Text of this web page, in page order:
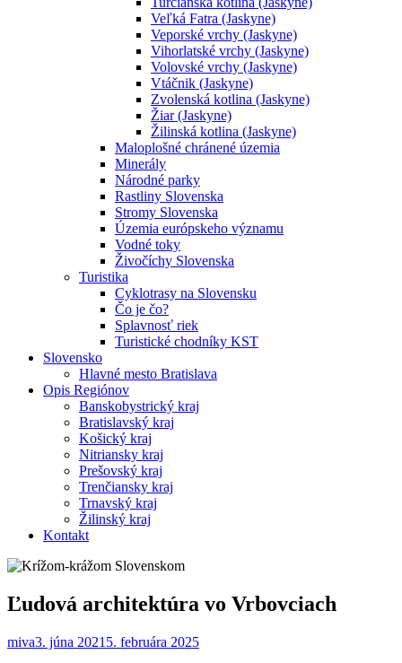
Veľká Fatra (Jaskyne)
Veporské vrchy (Jaskyne)
Vihorlatské vrchy (Jaskyne)
Volovské vrchy (Jaskyne)
Vtáčnik (Jaskyne)
Zvolenská kotlina (Jaskyne)
Žiar (Jaskyne)
Žilinská kotlina (Jaskyne)
Maloplošné chránené územia
Minerály
Národné parky
Rastliny Slovenska
Stromy Slovenska
Územia európskeho významu
Vodné toky
Živočíchy Slovenska
Turistika
Cyklotrasy na Slovensku
Čo je čo?
Splavnosť riek
Turistické chodníky KST
Slovensko
Hlavné mesto Bratislava
Opis Regiónov
Banskobystrický kraj
Bratislavský kraj
Košický kraj
Nitriansky kraj
Prešovský kraj
Trenčiansky kraj
Trnavský kraj
Žilinský kraj
Kontakt
Ľudová architektúra vo Vrbovciach
miva3. júna 2021 5. februára 2025